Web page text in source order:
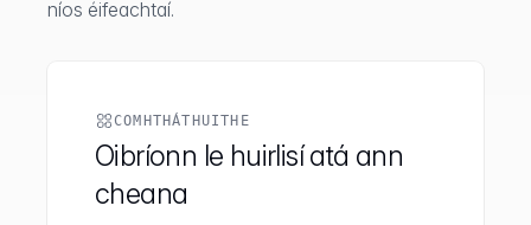
níos éifeachtaí.
COMHTHÁTHUITHE
Oibríonn le huirlisí atá ann
cheana